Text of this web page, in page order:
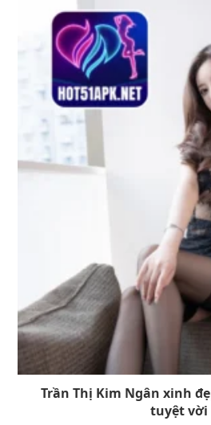
Trần Thị Kim Ngân xinh
tuyệt vời